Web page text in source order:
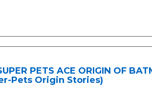
PETS ACE ORIGIN OF
Pets Origin Stories)